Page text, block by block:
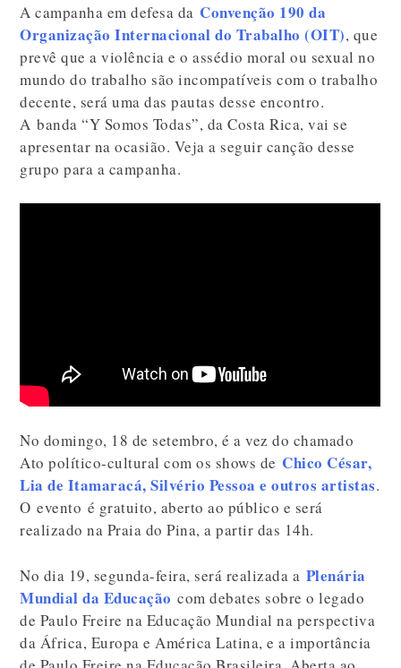
A campanha em defesa da Convenção 190 da
Organização Internacional do Trabalho (OIT), que
prevê que a violência e o assédio moral ou sexual no
mundo do trabalho são incompatíveis com o trabalho
decente, será uma das pautas desse encontro.
A banda “Y Somos Todas”, da Costa Rica, vai se
apresentar na ocasião. Veja a seguir canção desse
grupo para a campanha.
No domingo, 18 de setembro, é a vez do chamado
Ato político-cultural com os shows de Chico César,
Lia de Itamaracá, Silvério Pessoa e outros artistas.
O evento é gratuito, aberto ao público e será
realizado na Praia do Pina, a partir das 14h.
No dia 19, segunda-feira, será realizada a Plenária
Mundial da Educação com debates sobre o legado
de Paulo Freire na Educação Mundial na perspectiva
da África, Europa e América Latina, e a importância